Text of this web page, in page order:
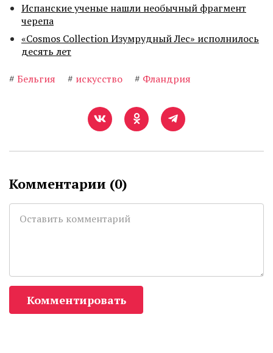
Испанские ученые нашли необычный фрагмент
черепа
«Cosmos Collection Изумрудный Лес» исполнилось
десять лет
# Бельгия # искусство # Фландрия
Комментарии (0)
Комментировать